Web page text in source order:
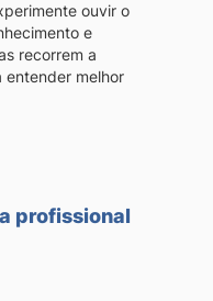
ouvir o
e
recorrem a
entender melhor
profissional